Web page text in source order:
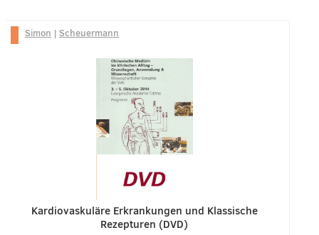
Simon | Scheuermann
Kardiovaskuläre Erkrankungen und Klassische
Rezepturen (DVD)